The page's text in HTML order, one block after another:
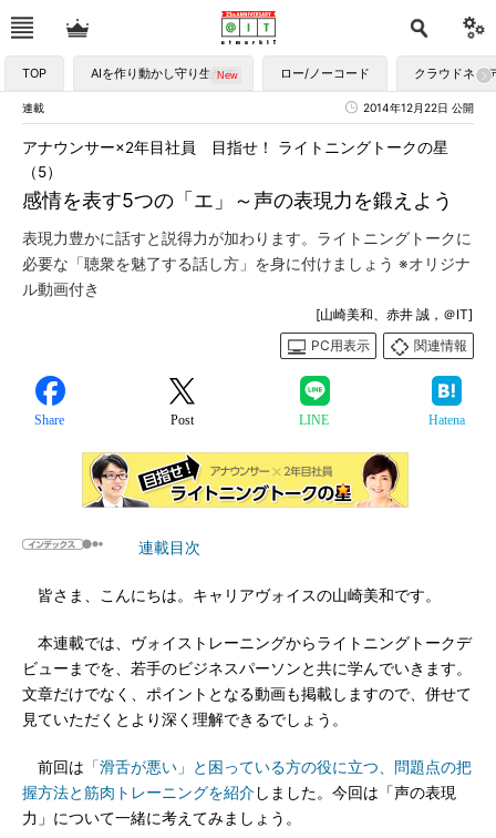
TOP AIを作り動かし守り生かす ロー/ノーコード クラウドネイ
連載 2014年12月22日 公開
感情を表す5つの「エ」～声の表現力を鍛えよう
アナウンサー×2年目社員 目指せ！ ライトニングトークの星
（5）
表現力豊かに話すと説得力が加わります。ライトニングトークに
必要な「聴衆を魅了する話し方」を身に付けましょう ※オリジナ
ル動画付き
[山崎美和、赤井 誠，＠IT]
PC用表示
関連情報
Share Post LINE Hatena
連載目次
皆さま、こんにちは。キャリアヴォイスの山崎美和です。
本連載では、ヴォイストレーニングからライトニングトークデ
ビューまでを、若手のビジネスパーソンと共に学んでいきます。
文章だけでなく、ポイントとなる動画も掲載しますので、併せて
見ていただくとより深く理解できるでしょう。
前回は 「滑舌が悪い」と困っている方の役に立つ、問題点の把
握方法と筋肉トレーニングを紹介しました。今回は「声の表現
力」について一緒に考えてみましょう。